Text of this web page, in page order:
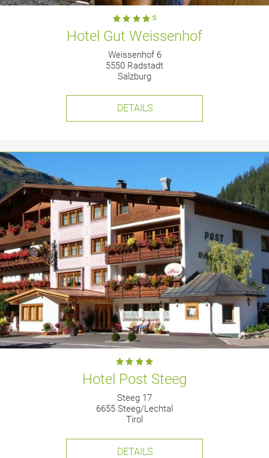
Hotel Gut Weissenhof
Weissenhof 6
5550 Radstadt
Salzburg
DETAILS
Hotel Post Steeg
Steeg 17
6655 Steeg/Lechtal
Tirol
DETAILS